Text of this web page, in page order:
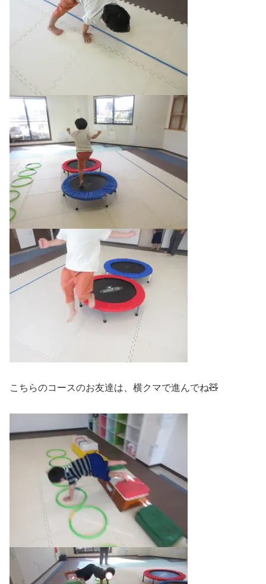
こちらのコースのお友達は、横クマで進んでね🧸